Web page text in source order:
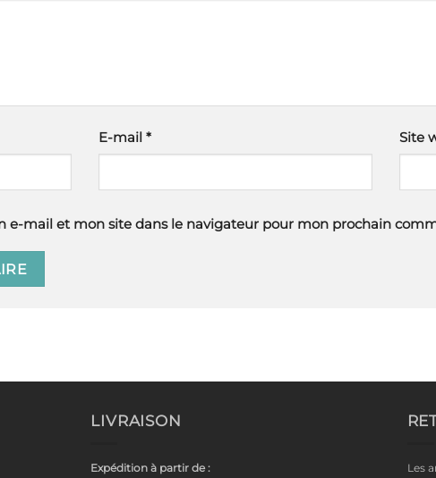
E-mail * Site
e-mail et mon site dans le navigateur pour mon prochain
LIVRAISON
Expédition à partir de :
Les